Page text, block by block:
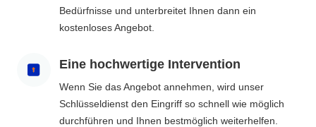
Bedürfnisse und unterbreitet Ihnen dann ein
kostenloses Angebot.
Eine hochwertige Intervention
Wenn Sie das Angebot annehmen, wird unser
Schlüsseldienst den Eingriff so schnell wie möglich
durchführen und Ihnen bestmöglich weiterhelfen.